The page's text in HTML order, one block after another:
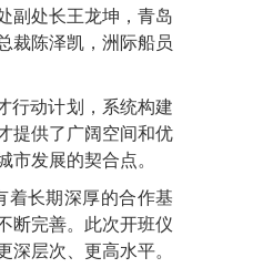
副处长王龙坤，青岛
裁陈泽凯，洲际船员
行动计划，系统构建
提供了广阔空间和优
发展的契合点。
着长期深厚的合作基
断完善。此次开班仪
层次、更高水平。